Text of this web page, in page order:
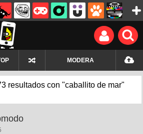
MODERA
resultados con "caballito de mar"